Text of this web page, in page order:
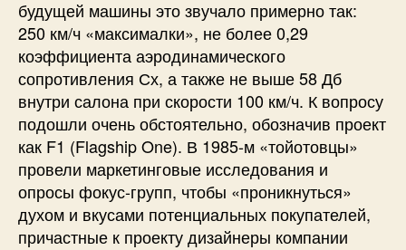
будущей машины это звучало примерно так:
250 км/ч «максималки», не более 0,29
коэффициента аэродинамического
сопротивления Сх, а также не выше 58 Дб
внутри салона при скорости 100 км/ч. К вопросу
подошли очень обстоятельно, обозначив проект
как F1 (Flagship One). В 1985-м «тойотовцы»
провели маркетинговые исследования и
опросы фокус-групп, чтобы «проникнуться»
духом и вкусами потенциальных покупателей,
причастные к проекту дизайнеры компании